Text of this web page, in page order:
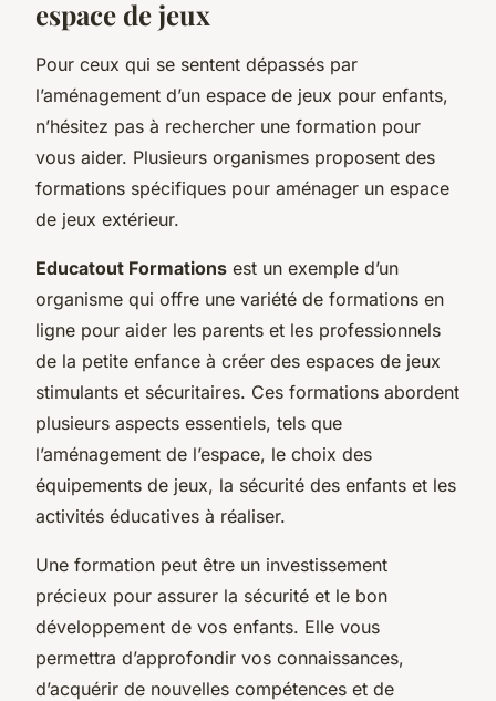
espace de jeux
Pour ceux qui se sentent dépassés par
l’aménagement d’un espace de jeux pour enfants,
n’hésitez pas à rechercher une formation pour
vous aider. Plusieurs organismes proposent des
formations spécifiques pour aménager un espace
de jeux extérieur.
Educatout Formations est un exemple d’un
organisme qui offre une variété de formations en
ligne pour aider les parents et les professionnels
de la petite enfance à créer des espaces de jeux
stimulants et sécuritaires. Ces formations abordent
plusieurs aspects essentiels, tels que
l’aménagement de l’espace, le choix des
équipements de jeux, la sécurité des enfants et les
activités éducatives à réaliser.
Une formation peut être un investissement
précieux pour assurer la sécurité et le bon
développement de vos enfants. Elle vous
permettra d’approfondir vos connaissances,
d’acquérir de nouvelles compétences et de